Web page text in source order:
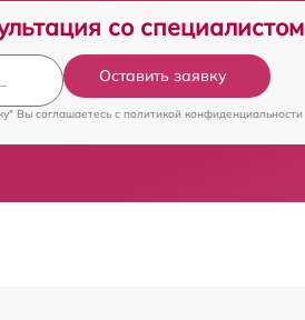
со специалистом
Оставить заявку
Вы соглашаетесь c политикой конфиденциальности